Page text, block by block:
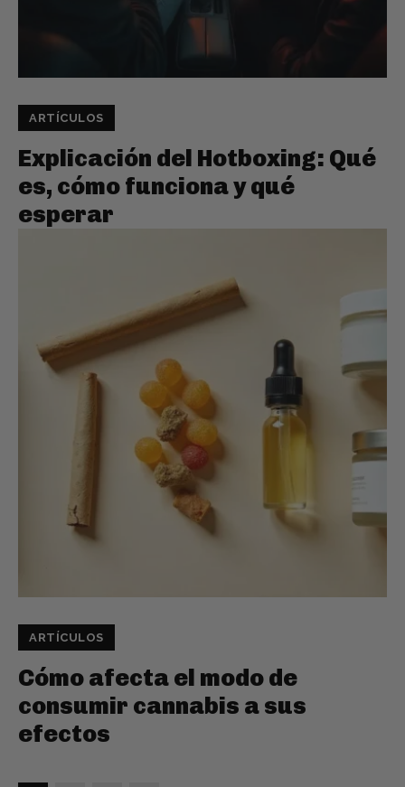
ARTÍCULOS
Explicación del Hotboxing: Qué
es, cómo funciona y qué
esperar
ARTÍCULOS
Cómo afecta el modo de
consumir cannabis a sus
efectos